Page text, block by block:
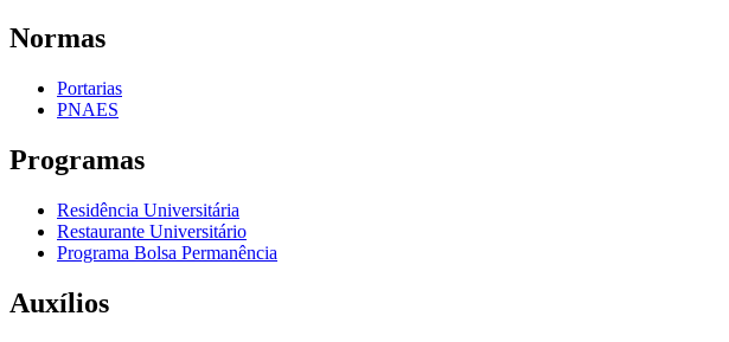
Normas
Portarias
PNAES
Programas
Residência Universitária
Restaurante Universitário
Programa Bolsa Permanência
Auxílios